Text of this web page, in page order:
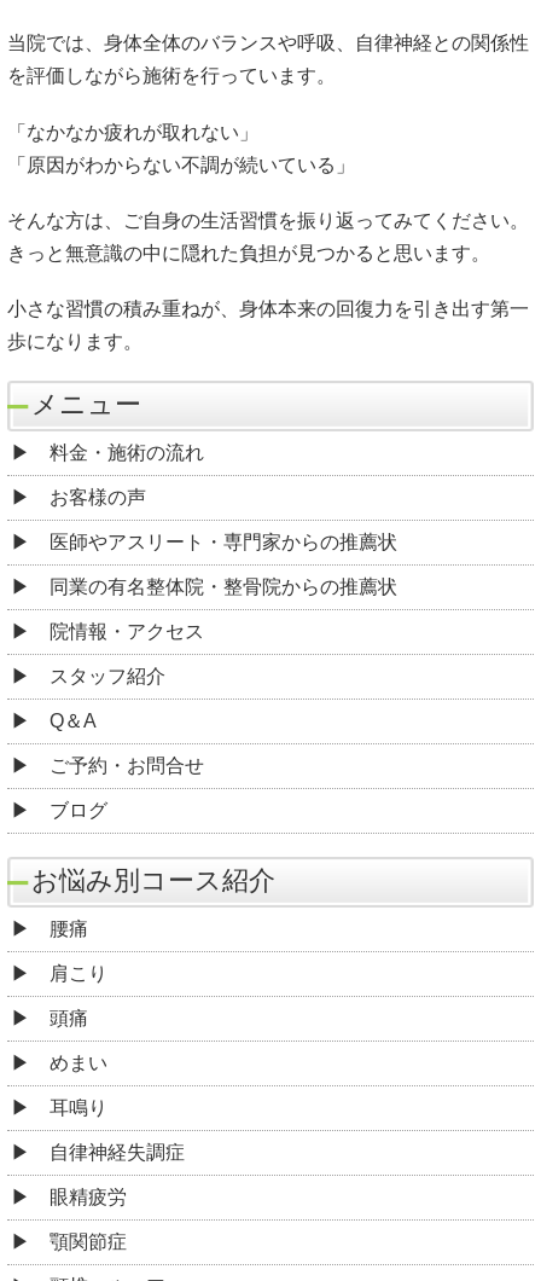
当院では、身体全体のバランスや呼吸、自律神経との関係性
を評価しながら施術を行っています。
「なかなか疲れが取れない」
「原因がわからない不調が続いている」
そんな方は、ご自身の生活習慣を振り返ってみてください。
きっと無意識の中に隠れた負担が見つかると思います。
小さな習慣の積み重ねが、身体本来の回復力を引き出す第一
歩になります。
メニュー
料金・施術の流れ
お客様の声
医師やアスリート・専門家からの推薦状
同業の有名整体院・整骨院からの推薦状
院情報・アクセス
スタッフ紹介
Q＆A
ご予約・お問合せ
ブログ
お悩み別コース紹介
腰痛
肩こり
頭痛
めまい
耳鳴り
自律神経失調症
眼精疲労
顎関節症